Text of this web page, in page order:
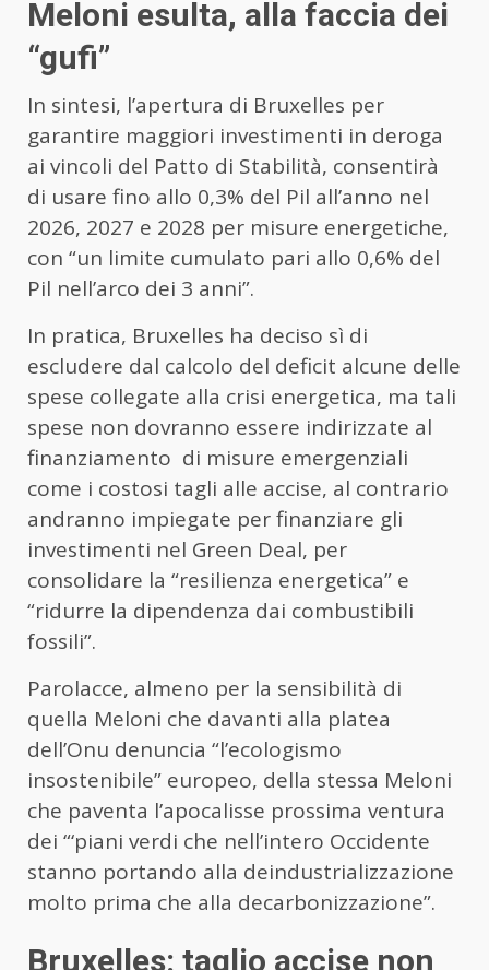
Meloni esulta, alla faccia dei
“gufi”
In sintesi, l’apertura di Bruxelles per
garantire maggiori investimenti in deroga
ai vincoli del Patto di Stabilità, consentirà
di usare fino allo 0,3% del Pil all’anno nel
2026, 2027 e 2028 per misure energetiche,
con “un limite cumulato pari allo 0,6% del
Pil nell’arco dei 3 anni”.
In pratica, Bruxelles ha deciso sì di
escludere dal calcolo del deficit alcune delle
spese collegate alla crisi energetica, ma tali
spese non dovranno essere indirizzate al
finanziamento di misure emergenziali
come i costosi tagli alle accise, al contrario
andranno impiegate per finanziare gli
investimenti nel Green Deal, per
consolidare la “resilienza energetica” e
“ridurre la dipendenza dai combustibili
fossili”.
Parolacce, almeno per la sensibilità di
quella Meloni che davanti alla platea
dell’Onu denuncia “l’ecologismo
insostenibile” europeo, della stessa Meloni
che paventa l’apocalisse prossima ventura
dei “‘piani verdi che nell’intero Occidente
stanno portando alla deindustrializzazione
molto prima che alla decarbonizzazione”.
Bruxelles: taglio accise non